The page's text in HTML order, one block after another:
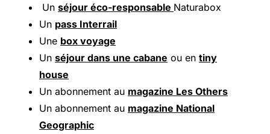
Un séjour éco-responsable Naturabox
Un pass Interrail
Une box voyage
Un séjour dans une cabane ou en tiny
house
Un abonnement au magazine Les Others
Un abonnement au magazine National
Geographic